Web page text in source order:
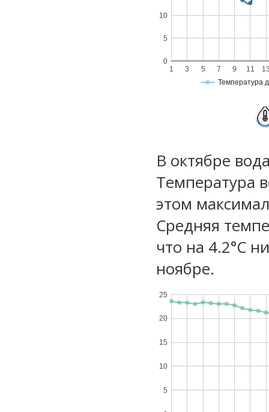
Температура
1 3 5 7 9 11
0
5
10
В октябре
Температура
этом
Средняя
что на 4.2°C
ноябре.
5
10
15
20
25